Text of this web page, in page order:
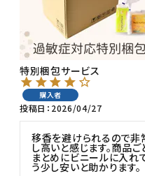
衛生用品
日用品雑貨
フェムケア
インナー・下着・ナイトウェア
キッズ・ベビー・マタニティ
特別梱包サービス
購入者
投稿日 2026/04/27
移香を避けられるので非
し高いと感じます。商品
まとめにビニールに入れ
う少し安いと助かります。